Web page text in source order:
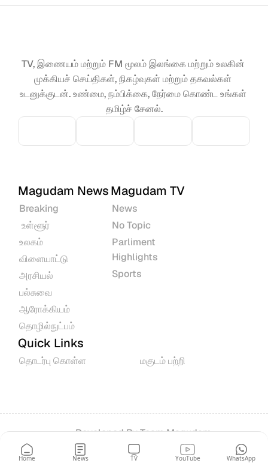
TV, இணையம் மற்றும் FM மூலம் இலங்கை மற்றும் உலகின்
முக்கியச் செய்திகள், நிகழ்வுகள் மற்றும் தகவல்கள்
உடனுக்குடன். உண்மை, நம்பிக்கை, நேர்மை கொண்ட உங்கள்
தமிழ்ச் சேனல்.
Magudam News
Breaking
உள்ளூர்
உலகம்
விளையாட்டு
அரசியல்
பல்சுவை
ஆரோக்கியம்
தொழில்நுட்பம்
Magudam TV
News
No Topic
Parliment
Highlights
Sports
Quick Links
தொடர்பு கொள்ள மகுடம் பற்றி
Developed By Team Magudam
© 2026 All rights reserved.
Home News TV YouTube WhatsApp